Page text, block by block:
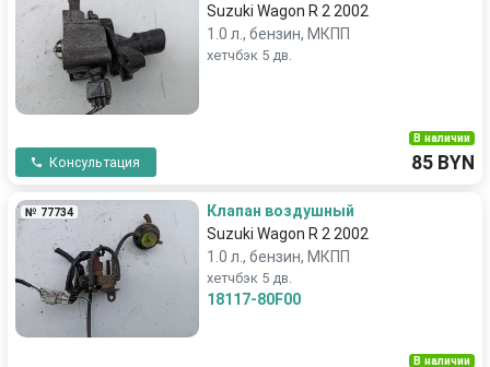
Suzuki Wagon R 2 2002
1.0 л., бензин, МКПП
хетчбэк 5 дв.
Консультация
В наличии
85 BYN
№ 77734
Клапан воздушный
Suzuki Wagon R 2 2002
1.0 л., бензин, МКПП
хетчбэк 5 дв.
18117-80F00
В наличии